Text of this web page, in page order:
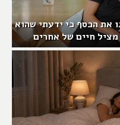
את הכסף כי ידעתי שהוא
מציל חיים של אחרים